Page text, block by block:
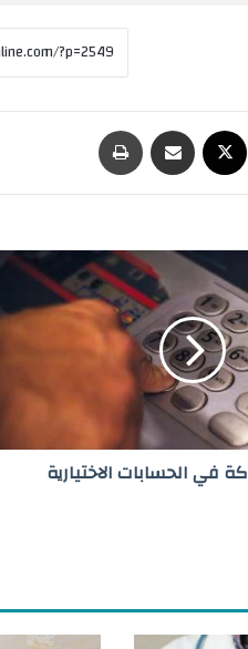
في الحسابات الاختيارية